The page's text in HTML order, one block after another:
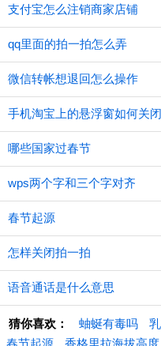
支付宝怎么注销商家店铺
qq里面的拍一拍怎么弄
微信转帐想退回怎么操作
手机淘宝上的悬浮窗如何关闭
哪些国家过春节
wps两个字和三个字对齐
春节起源
怎样关闭拍一拍
语音通话是什么意思
猜你喜欢： 蚰蜒有毒吗
春节起源
香格里拉海拔高度